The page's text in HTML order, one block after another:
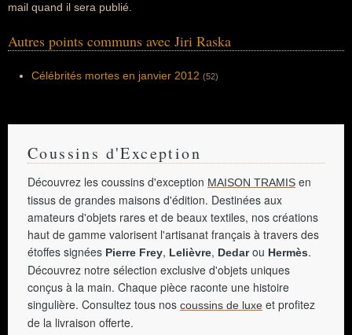
mail quand il sera publié.
Autres points communs avec Jiri Raska
Célébrités mortes en janvier 2012 (52)
Coussins d'Exception
Découvrez les coussins d'exception MAISON TRAMIS en
tissus de grandes maisons d'édition. Destinées aux
amateurs d'objets rares et de beaux textiles, nos créations
haut de gamme valorisent l'artisanat français à travers des
étoffes signées Pierre Frey, Lelièvre, Dedarou Hermès.
Découvrez notre sélection exclusive d'objets uniques
conçus à la main. Chaque pièce raconte une histoire
singulière. Consultez tous nos coussins de luxe et profitez
de la livraison offerte.